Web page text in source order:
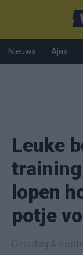
Nieuws Ajax
Leuke
lopen
potje